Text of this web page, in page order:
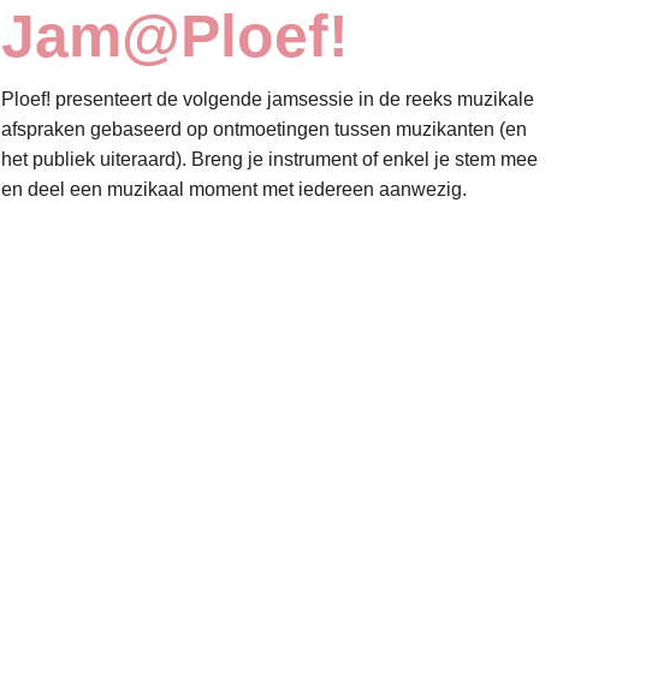
Jam@Ploef!
Ploef! presenteert de volgende jamsessie in de reeks muzikale
afspraken gebaseerd op ontmoetingen tussen muzikanten (en
het publiek uiteraard). Breng je instrument of enkel je stem mee
en deel een muzikaal moment met iedereen aanwezig.